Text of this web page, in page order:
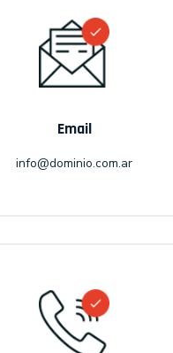
Email
info@dominio.com.ar